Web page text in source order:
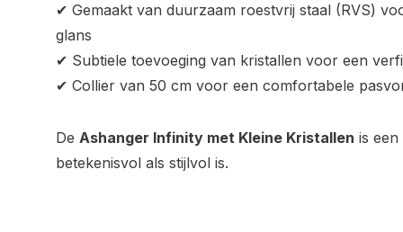
✔ Gemaakt van duurzaam roestvrij staal (RVS)
glans
✔ Subtiele toevoeging van kristallen voor een
✔ Collier van 50 cm voor een comfortabele
De Ashanger Infinity met Kleine Kristallen is
betekenisvol als stijlvol is.